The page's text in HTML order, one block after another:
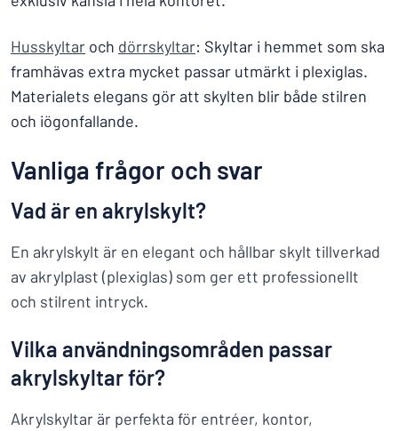
Husskyltar och dörrskyltar: Skyltar i hemmet som ska
framhävas extra mycket passar utmärkt i plexiglas.
Materialets elegans gör att skylten blir både stilren
och iögonfallande.
Vanliga frågor och svar
Vad är en akrylskylt?
En akrylskylt är en elegant och hållbar skylt tillverkad
av akrylplast (plexiglas) som ger ett professionellt
och stilrent intryck.
Vilka användningsområden passar
akrylskyltar för?
Akrylskyltar är perfekta för entréer, kontor,